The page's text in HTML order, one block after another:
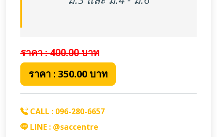
ราคา : 400.00บาท
ราคา : 350.00 บาท
CALL : 096-280-6657
LINE : @saccentre